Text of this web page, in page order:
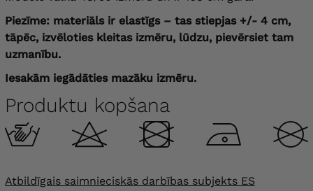
Piezīme: materiāls ir elastīgs – tas stiepjas +/- 4 cm,
tāpēc, izvēloties kleitas izmēru, lūdzu, pievērsiet tam
uzmanību.
Iesakām iegādāties mazāku izmēru.
Produktu kopšana
Atbildīgais saimnieciskās darbības subjekts ES